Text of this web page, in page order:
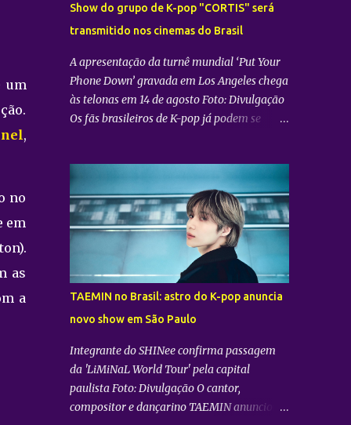
um
,
no
em
as
a
Show do grupo de K-pop "CORTIS" será
transmitido nos cinemas do Brasil
A apresentação da turnê mundial ‘Put Your
Phone Down’ gravada em Los Angeles chega
às telonas em 14 de agosto Foto: Divulgação
Os fãs brasileiros de K-pop já podem se
"2026 CORTIS TOUR IN LA: LIVE VIEWING"
nas telonas do Brasil. A exibição trará a
transmissão ao vivo do show do grupo sul-
coreano CORTIS , realizado diretamente do
YouTube Theater , na cidade de Los Angeles
(EUA). O objetivo da ação é proporcionar ao
público uma vivência cinematográfica com
som e imagem de alta qualidade,
conectando os fãs de todo o mundo à
energia da primeira turnê mundial do
quinteto. Produzido pela gigante do
entretenimento asiático HYBE e distribuído
TAEMIN no Brasil: astro do K-pop anuncia
novo show em São Paulo
Integrante do SHINee confirma passagem
da 'LiMiNaL World Tour' pela capital
paulista Foto: Divulgação O cantor,
compositor e dançarino TAEMIN anunciou